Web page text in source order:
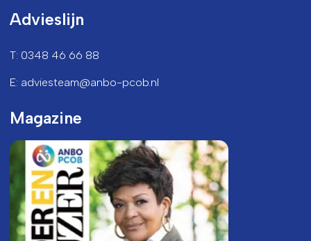
Advieslijn
T: 0348 46 66 88
E: adviesteam@anbo-pcob.nl
Magazine